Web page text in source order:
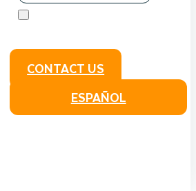
CONTACT US
ESPAÑOL